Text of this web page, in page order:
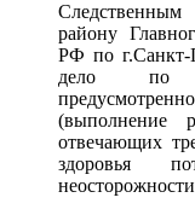
Следственным
району
РФ по г.Санкт-
дело по
(выполнение
отвечающих
здоровья